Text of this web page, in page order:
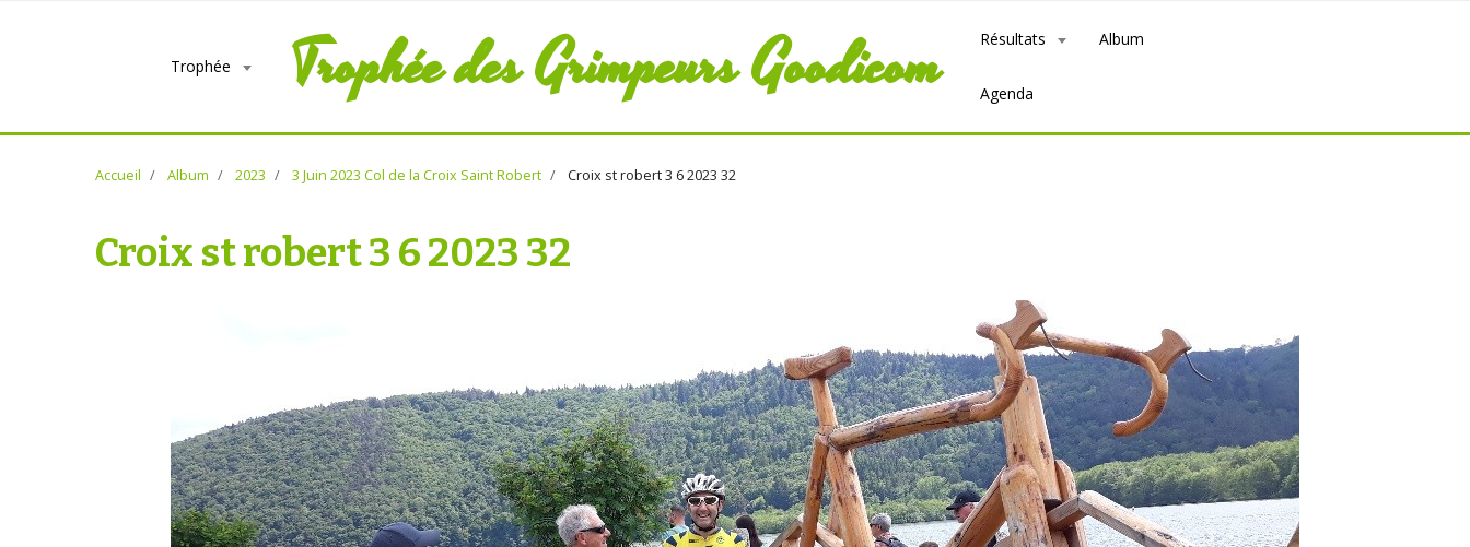
Trophée Trophée des Grimpeurs Goodicom Résultats Album
Agenda
Accueil Album 2023 3 Juin 2023 Col de la Croix Saint Robert Croix st robert 3 6 2023 32
Croix st robert 3 6 2023 32